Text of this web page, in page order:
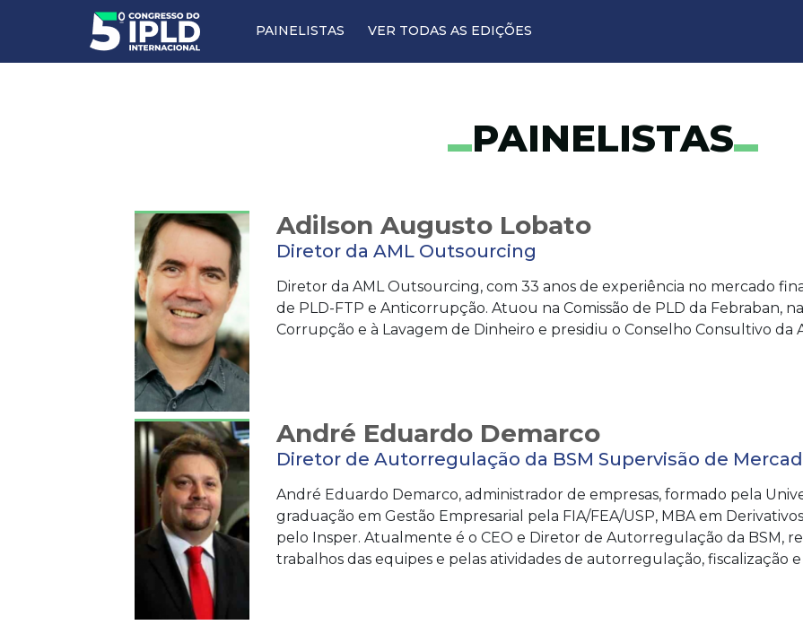
PAINELISTAS VER TODAS AS EDIÇÕES
PAINELISTAS
Adilson Augusto Lobato
Diretor da AML Outsourcing
Diretor da AML Outsourcing, com 33 anos de experiência no mercado
de PLD-FTP e Anticorrupção. Atuou na Comissão de PLD da Febraban,
Corrupção e à Lavagem de Dinheiro e presidiu o Conselho Consultivo da
André Eduardo Demarco
Diretor de Autorregulação da BSM Supervisão de
André Eduardo Demarco, administrador de empresas, formado pela
graduação em Gestão Empresarial pela FIA/FEA/USP, MBA em
pelo Insper. Atualmente é o CEO e Diretor de Autorregulação da BSM,
trabalhos das equipes e pelas atividades de autorregulação, fiscalização